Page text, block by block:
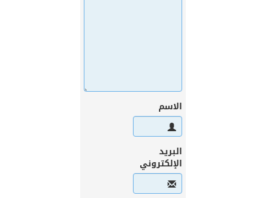
الاسم
البريد
الإلكتروني